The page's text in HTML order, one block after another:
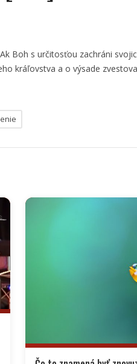
Boh s určitosťou zachráni
kráľovstva a o výsade